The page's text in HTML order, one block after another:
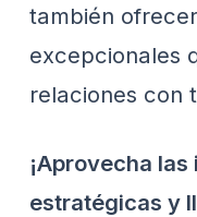
también
excepcionales
relaciones con
¡Aprovecha
estratégicas y